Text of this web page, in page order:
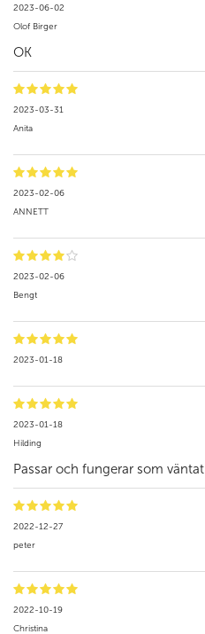
2023-06-02
Olof Birger
OK
2023-03-31
Anita
2023-02-06
ANNETT
2023-02-06
Bengt
2023-01-18
2023-01-18
Hilding
Passar och fungerar som väntat
2022-12-27
peter
2022-10-19
Christina